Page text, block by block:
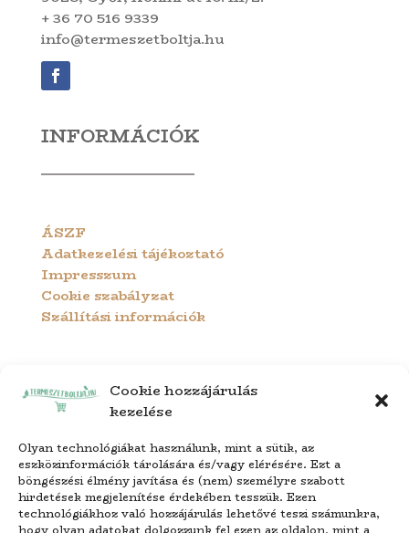
Cookie hozzájárulás
kezelése
Olyan technológiákat használunk, mint a sütik, az
eszközinformációk tárolására és/vagy elérésére. Ezt a
böngészési élmény javítása és (nem) személyre szabott
hirdetések megjelenítése érdekében tesszük. Ezen
technológiákhoz való hozzájárulás lehetővé teszi számunkra,
+ 36 70 516 9339
info@termeszetboltja.hu
INFORMÁCIÓK
ÁSZF
Adatkezelési tájékoztató
Impresszum
Cookie szabályzat
Szállítási információk